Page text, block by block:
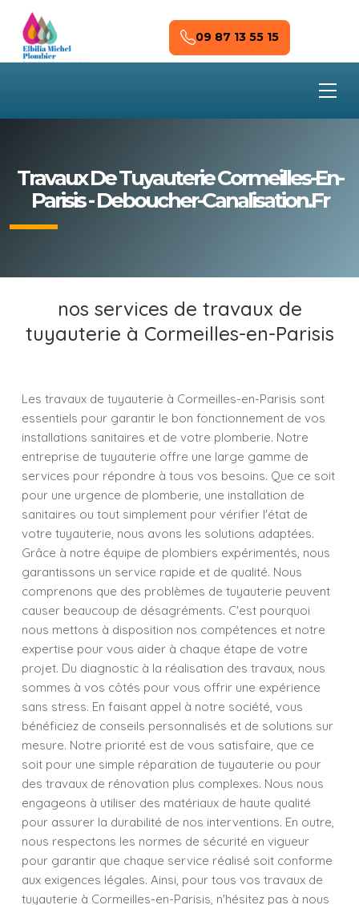
Skip to main content
09 87 13 55 15
Travaux De Tuyauterie Cormeilles-En-
Parisis - Deboucher-Canalisation.fr
nos services de travaux de
tuyauterie à Cormeilles-en-Parisis
Les travaux de tuyauterie à Cormeilles-en-Parisis sont
essentiels pour garantir le bon fonctionnement de vos
installations sanitaires et de votre plomberie. Notre
entreprise de tuyauterie offre une large gamme de
services pour répondre à tous vos besoins. Que ce soit
pour une urgence de plomberie, une installation de
sanitaires ou tout simplement pour vérifier l'état de
votre tuyauterie, nous avons les solutions adaptées.
Grâce à notre équipe de plombiers expérimentés, nous
garantissons un service rapide et de qualité. Nous
comprenons que des problèmes de tuyauterie peuvent
causer beaucoup de désagréments. C'est pourquoi
nous mettons à disposition nos compétences et notre
expertise pour vous aider à chaque étape de votre
projet. Du diagnostic à la réalisation des travaux, nous
sommes à vos côtés pour vous offrir une expérience
sans stress. En faisant appel à notre société, vous
bénéficiez de conseils personnalisés et de solutions sur
mesure. Notre priorité est de vous satisfaire, que ce
soit pour une simple réparation de tuyauterie ou pour
des travaux de rénovation plus complexes. Nous nous
engageons à utiliser des matériaux de haute qualité
pour assurer la durabilité de nos interventions. En outre,
nous respectons les normes de sécurité en vigueur
pour garantir que chaque service réalisé soit conforme
aux exigences légales. Ainsi, pour tous vos travaux de
tuyauterie à Cormeilles-en-Parisis, n'hésitez pas à nous